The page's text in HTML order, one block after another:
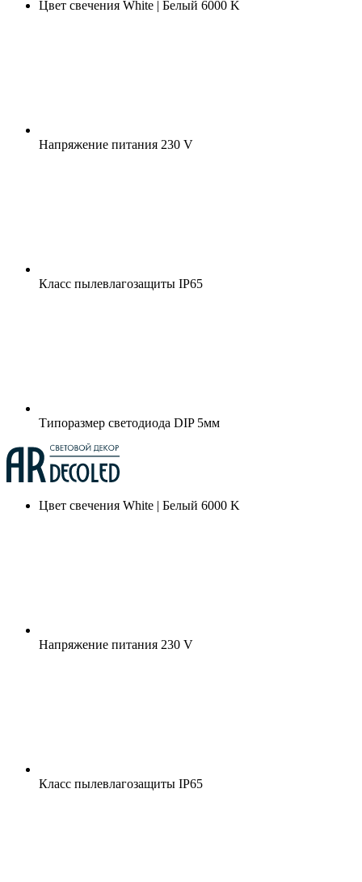
Цвет свечения White | Белый 6000 K
Напряжение питания 230 V
Класс пылевлагозащиты IP65
Типоразмер светодиода DIP 5мм
Цвет свечения White | Белый 6000 K
Напряжение питания 230 V
Класс пылевлагозащиты IP65